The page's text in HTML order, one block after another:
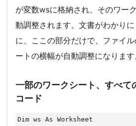
が変数wsに格納され、そのワー
動調整されます。文書がわかり
に、ここの部分だけで、ファイ
ートの横幅が自動調整になります
一部のワークシート、すべて
コード
Dim ws As Worksheet